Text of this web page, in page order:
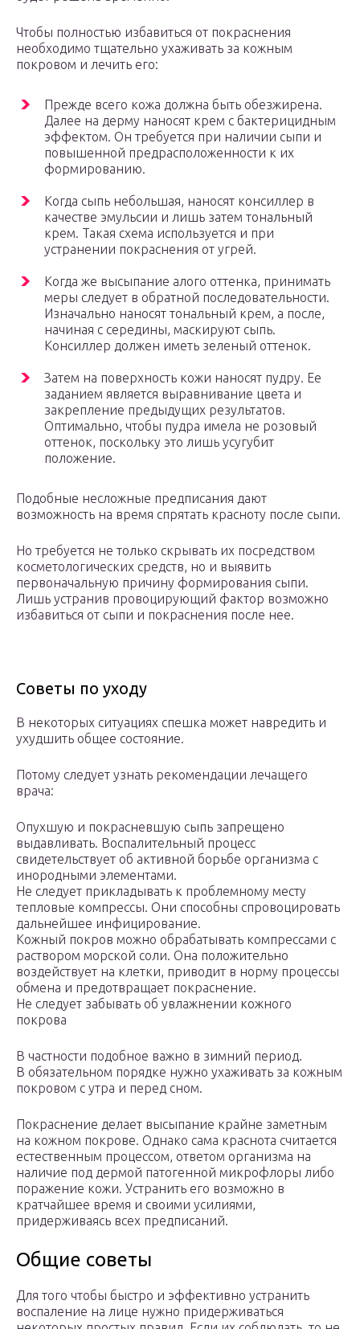
Чтобы полностью избавиться от покраснения
необходимо тщательно ухаживать за кожным
покровом и лечить его:
Прежде всего кожа должна быть обезжирена.
Далее на дерму наносят крем с бактерицидным
эффектом. Он требуется при наличии сыпи и
повышенной предрасположенности к их
формированию.
Когда сыпь небольшая, наносят консиллер в
качестве эмульсии и лишь затем тональный
крем. Такая схема используется и при
устранении покраснения от угрей.
Когда же высыпание алого оттенка, принимать
меры следует в обратной последовательности.
Изначально наносят тональный крем, а после,
начиная с середины, маскируют сыпь.
Консиллер должен иметь зеленый оттенок.
Затем на поверхность кожи наносят пудру. Ее
заданием является выравнивание цвета и
закрепление предыдущих результатов.
Оптимально, чтобы пудра имела не розовый
оттенок, поскольку это лишь усугубит
положение.
Подобные несложные предписания дают
возможность на время спрятать красноту после сыпи.
Но требуется не только скрывать их посредством
косметологических средств, но и выявить
первоначальную причину формирования сыпи.
Лишь устранив провоцирующий фактор возможно
избавиться от сыпи и покраснения после нее.
Советы по уходу
В некоторых ситуациях спешка может навредить и
ухудшить общее состояние.
Потому следует узнать рекомендации лечащего
врача:
Опухшую и покрасневшую сыпь запрещено
выдавливать. Воспалительный процесс
свидетельствует об активной борьбе организма с
инородными элементами.
Не следует прикладывать к проблемному месту
тепловые компрессы. Они способны спровоцировать
дальнейшее инфицирование.
Кожный покров можно обрабатывать компрессами с
раствором морской соли. Она положительно
воздействует на клетки, приводит в норму процессы
обмена и предотвращает покраснение.
Не следует забывать об увлажнении кожного
покрова
В частности подобное важно в зимний период.
В обязательном порядке нужно ухаживать за кожным
покровом с утра и перед сном.
Покраснение делает высыпание крайне заметным
на кожном покрове. Однако сама краснота считается
естественным процессом, ответом организма на
наличие под дермой патогенной микрофлоры либо
поражение кожи. Устранить его возможно в
кратчайшее время и своими усилиями,
придерживаясь всех предписаний.
Общие советы
Для того чтобы быстро и эффективно устранить
воспаление на лице нужно придерживаться